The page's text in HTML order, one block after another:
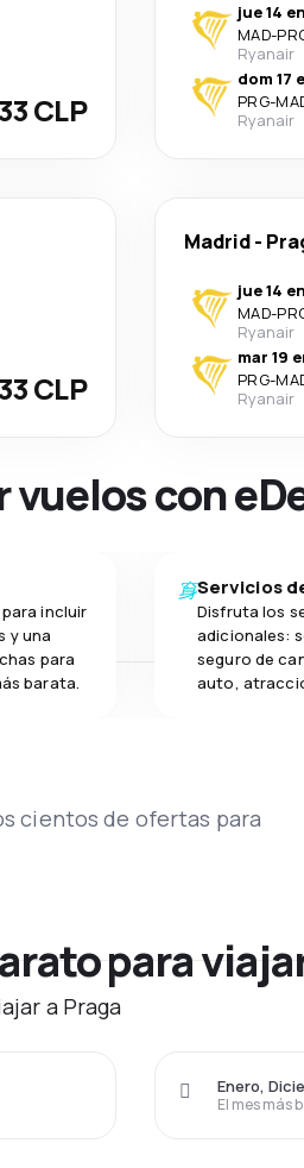
CLP
jue 14
MAD-
Ryanair
dom 17
PRG-
Ryanair
CLP
Madrid-
jue 14
MAD-
Ryanair
mar 19
PRG-
Ryanair
vuelos con
incluir
y una
para
barata.
Servicios
Disfruta los
adicionales:
seguro de
auto,
cientos de ofertas para
para
a Praga
El mes más
Enero,